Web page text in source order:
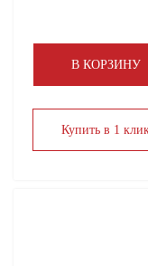
В КОРЗИНУ
Купить в 1